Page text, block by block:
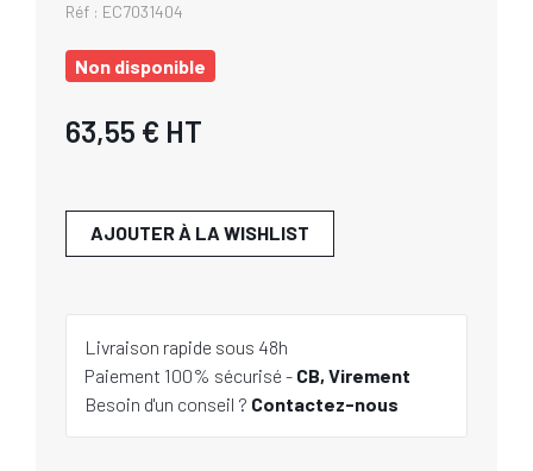
Réf : EC7031404
Non disponible
63,55 € HT
AJOUTER À LA WISHLIST
Livraison rapide sous 48h
Paiement 100% sécurisé - CB, Virement
Besoin d'un conseil ? Contactez-nous